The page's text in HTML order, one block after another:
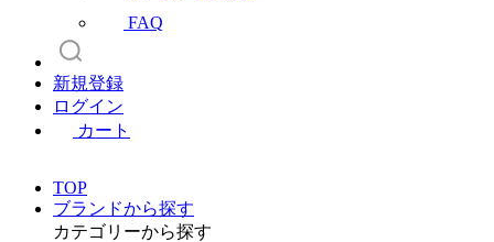
FAQ
新規登録
ログイン
カート
TOP
ブランドから探す
カテゴリーから探す